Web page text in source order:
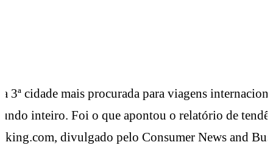
a 3ª cidade mais procurada para viagens
inteiro. Foi o que apontou o relatório de
divulgado pelo Consumer News and